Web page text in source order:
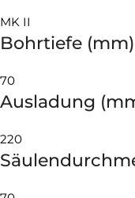
MK II
Bohrtiefe (mm)
70
Ausladung
220